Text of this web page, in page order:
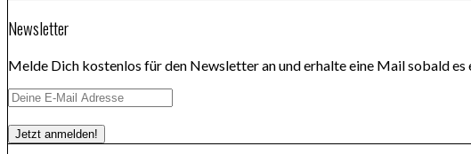
Newsletter
Melde Dich kostenlos für den Newsletter an und erhalte eine Mail sobald